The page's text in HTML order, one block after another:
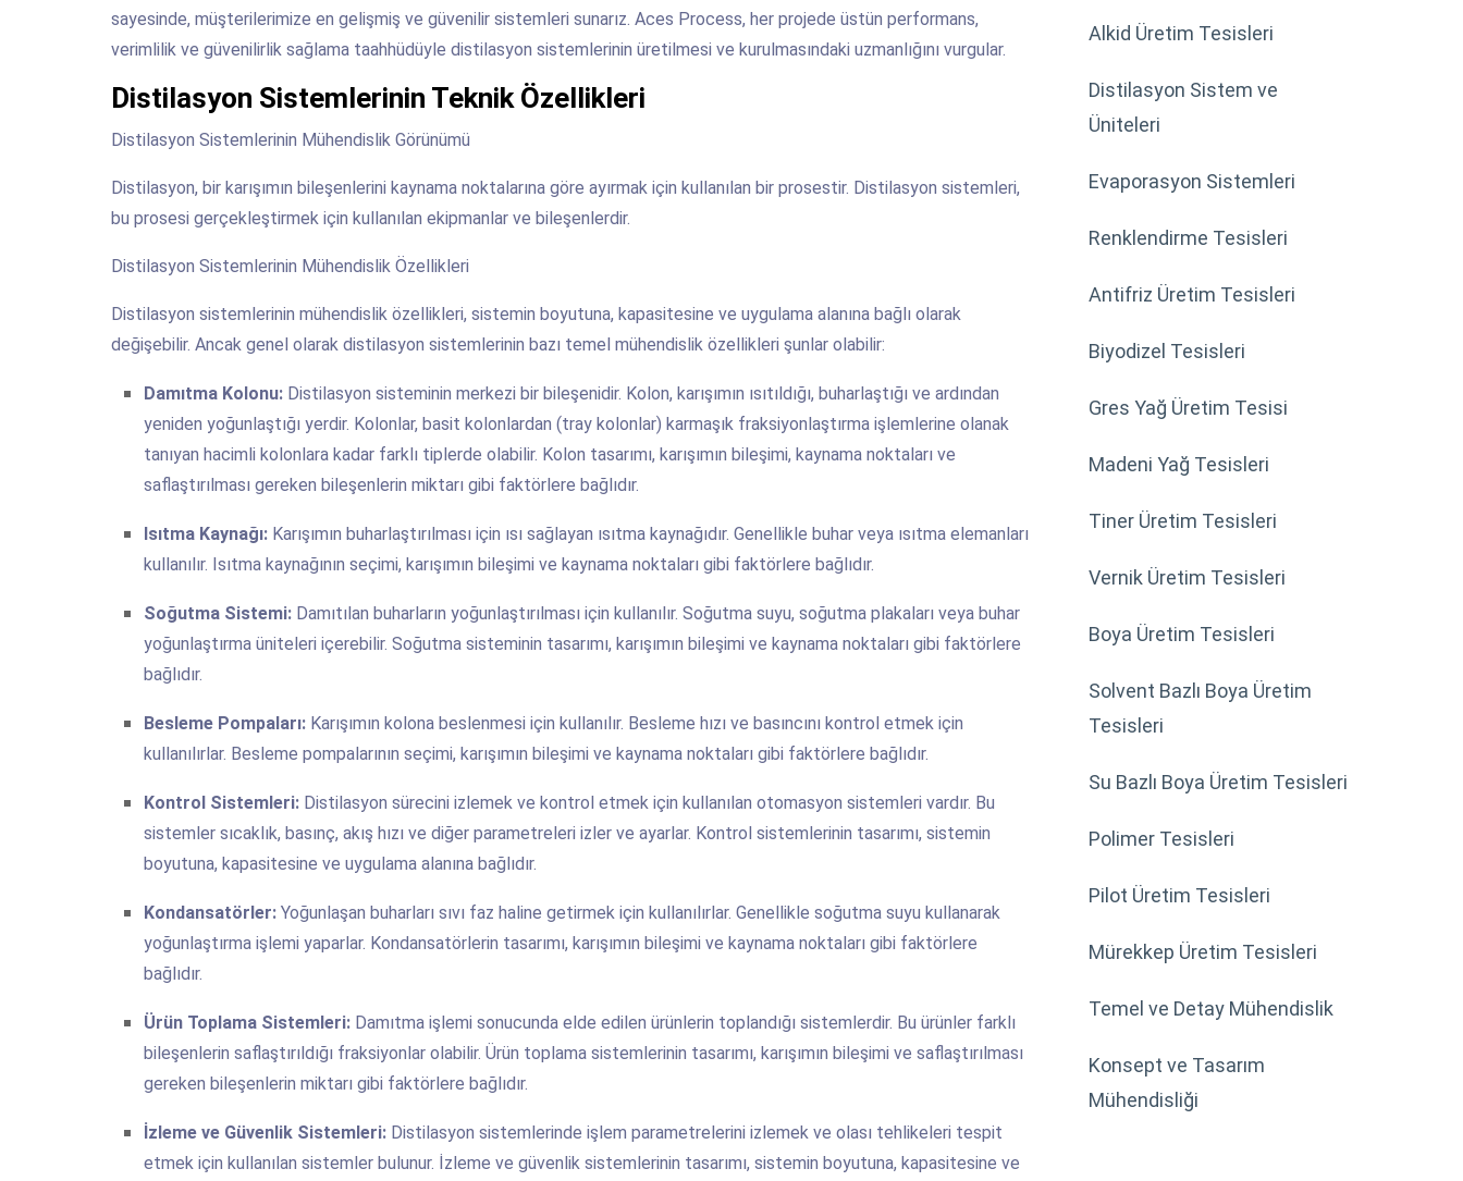
sayesinde, müşterilerimize en gelişmiş ve güvenilir sistemleri sunarız. Aces Process, her projede üstün performans,
verimlilik ve güvenilirlik sağlama taahhüdüyle distilasyon sistemlerinin üretilmesi ve kurulmasındaki uzmanlığını vurgular.
Distilasyon Sistemlerinin Teknik Özellikleri
Distilasyon Sistemlerinin Mühendislik Görünümü
Distilasyon, bir karışımın bileşenlerini kaynama noktalarına göre ayırmak için kullanılan bir prosestir. Distilasyon sistemleri,
bu prosesi gerçekleştirmek için kullanılan ekipmanlar ve bileşenlerdir.
Distilasyon Sistemlerinin Mühendislik Özellikleri
Distilasyon sistemlerinin mühendislik özellikleri, sistemin boyutuna, kapasitesine ve uygulama alanına bağlı olarak
değişebilir. Ancak genel olarak distilasyon sistemlerinin bazı temel mühendislik özellikleri şunlar olabilir:
Damıtma Kolonu: Distilasyon sisteminin merkezi bir bileşenidir. Kolon, karışımın ısıtıldığı, buharlaştığı ve ardından
yeniden yoğunlaştığı yerdir. Kolonlar, basit kolonlardan (tray kolonlar) karmaşık fraksiyonlaştırma işlemlerine olanak
tanıyan hacimli kolonlara kadar farklı tiplerde olabilir. Kolon tasarımı, karışımın bileşimi, kaynama noktaları ve
saflaştırılması gereken bileşenlerin miktarı gibi faktörlere bağlıdır.
Isıtma Kaynağı: Karışımın buharlaştırılması için ısı sağlayan ısıtma kaynağıdır. Genellikle buhar veya ısıtma elemanları
kullanılır. Isıtma kaynağının seçimi, karışımın bileşimi ve kaynama noktaları gibi faktörlere bağlıdır.
Soğutma Sistemi: Damıtılan buharların yoğunlaştırılması için kullanılır. Soğutma suyu, soğutma plakaları veya buhar
yoğunlaştırma üniteleri içerebilir. Soğutma sisteminin tasarımı, karışımın bileşimi ve kaynama noktaları gibi faktörlere
bağlıdır.
Besleme Pompaları: Karışımın kolona beslenmesi için kullanılır. Besleme hızı ve basıncını kontrol etmek için
kullanılırlar. Besleme pompalarının seçimi, karışımın bileşimi ve kaynama noktaları gibi faktörlere bağlıdır.
Kontrol Sistemleri: Distilasyon sürecini izlemek ve kontrol etmek için kullanılan otomasyon sistemleri vardır. Bu
sistemler sıcaklık, basınç, akış hızı ve diğer parametreleri izler ve ayarlar. Kontrol sistemlerinin tasarımı, sistemin
boyutuna, kapasitesine ve uygulama alanına bağlıdır.
Kondansatörler: Yoğunlaşan buharları sıvı faz haline getirmek için kullanılırlar. Genellikle soğutma suyu kullanarak
yoğunlaştırma işlemi yaparlar. Kondansatörlerin tasarımı, karışımın bileşimi ve kaynama noktaları gibi faktörlere
bağlıdır.
Ürün Toplama Sistemleri: Damıtma işlemi sonucunda elde edilen ürünlerin toplandığı sistemlerdir. Bu ürünler farklı
bileşenlerin saflaştırıldığı fraksiyonlar olabilir. Ürün toplama sistemlerinin tasarımı, karışımın bileşimi ve saflaştırılması
gereken bileşenlerin miktarı gibi faktörlere bağlıdır.
İzleme ve Güvenlik Sistemleri: Distilasyon sistemlerinde işlem parametrelerini izlemek ve olası tehlikeleri tespit
etmek için kullanılan sistemler bulunur. İzleme ve güvenlik sistemlerinin tasarımı, sistemin boyutuna, kapasitesine ve
Alkid Üretim Tesisleri
Distilasyon Sistem ve
Üniteleri
Evaporasyon Sistemleri
Renklendirme Tesisleri
Antifriz Üretim Tesisleri
Biyodizel Tesisleri
Gres Yağ Üretim Tesisi
Madeni Yağ Tesisleri
Tiner Üretim Tesisleri
Vernik Üretim Tesisleri
Boya Üretim Tesisleri
Solvent Bazlı Boya Üretim
Tesisleri
Su Bazlı Boya Üretim Tesisleri
Polimer Tesisleri
Pilot Üretim Tesisleri
Mürekkep Üretim Tesisleri
Temel ve Detay Mühendislik
Konsept ve Tasarım
Mühendisliği